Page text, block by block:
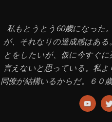
私もとうとう60歳になった
が、それなりの達成感はあ
とをしたいが、仮に今すぐ
言えないと思っている。私
同僚が結構いるからだ。６０